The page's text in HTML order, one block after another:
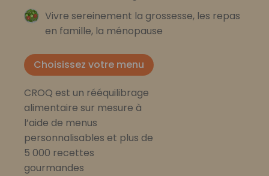
Vivre sereinement la grossesse, les repas
en famille, la ménopause
Choisissez votre menu
CROQ est un rééquilibrage
alimentaire sur mesure à
l’aide de menus
personnalisables et plus de
5 000 recettes
gourmandes